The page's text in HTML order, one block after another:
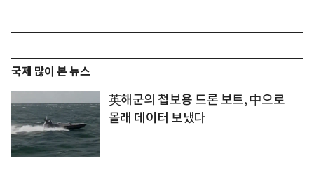
국제 많이 본 뉴스
英해군의 첩보용 드론 보트, 中으로
몰래 데이터 보냈다